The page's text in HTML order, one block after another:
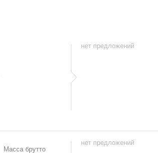
нет предложений
Масса брутто
нет предложений